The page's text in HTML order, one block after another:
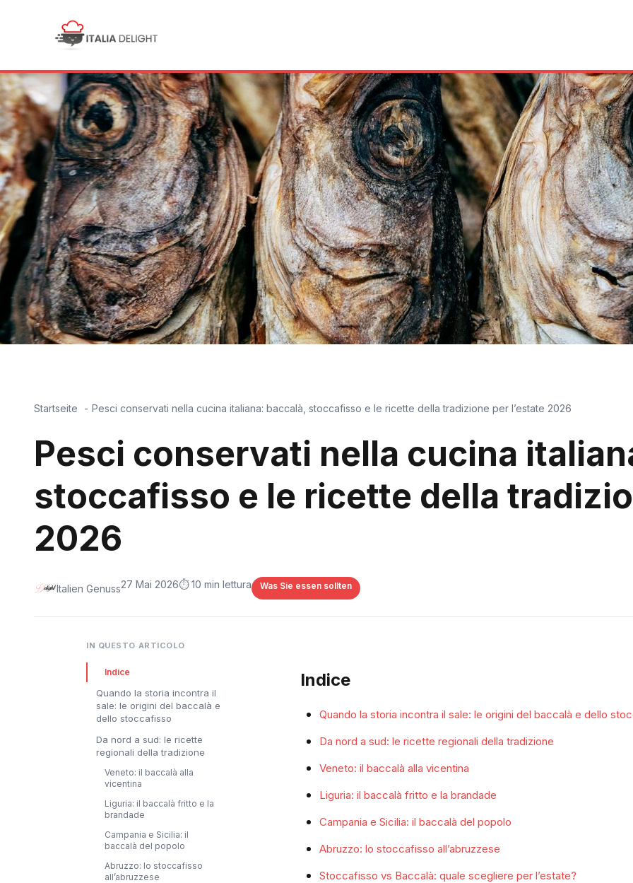
Startseite Pesci conservati nella cucina italiana: baccalà, stoccafisso e le ricette della tradizione per l’estate 2026
Pesci conservati nella cucina
stoccafisso e le ricette della
2026
Italien Genuss27 Mai 2026⏱️ 10 min lettura Was Sie essen sollten
IN QUESTO ARTICOLO
Indice
Quando la storia incontra il
sale: le origini del baccalà e
dello stoccafisso
Da nord a sud: le ricette
regionali della tradizione
Veneto: il baccalà alla
vicentina
Liguria: il baccalà fritto e la
brandade
Campania e Sicilia: il
baccalà del popolo
Abruzzo: lo stoccafisso
all’abruzzese
Indice
Quando la storia incontra il sale: le origini del baccalà e dello
Da nord a sud: le ricette regionali della tradizione
Veneto: il baccalà alla vicentina
Liguria: il baccalà fritto e la brandade
Campania e Sicilia: il baccalà del popolo
Abruzzo: lo stoccafisso all’abruzzese
Stoccafisso vs Baccalà: quale scegliere per l’estate?